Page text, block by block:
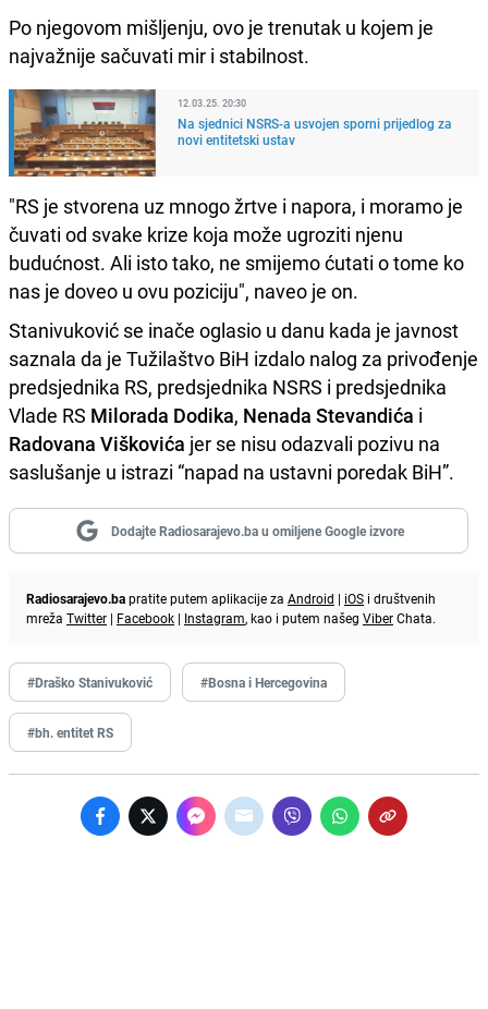
Po njegovom mišljenju, ovo je trenutak u kojem je
najvažnije sačuvati mir i stabilnost.
12.03.25. 20:30
Na sjednici NSRS-a usvojen sporni prijedlog za
novi entitetski ustav
"RS je stvorena uz mnogo žrtve i napora, i moramo je
čuvati od svake krize koja može ugroziti njenu
budućnost. Ali isto tako, ne smijemo ćutati o tome ko
nas je doveo u ovu poziciju", naveo je on.
Stanivuković se inače oglasio u danu kada je javnost
saznala da je Tužilaštvo BiH izdalo nalog za privođenje
predsjednika RS, predsjednika NSRS i predsjednika
Vlade RS Milorada Dodika, Nenada Stevandića i
Radovana Viškovića jer se nisu odazvali pozivu na
saslušanje u istrazi “napad na ustavni poredak BiH”.
Dodajte Radiosarajevo.ba u omiljene Google izvore
Radiosarajevo.bapratite putem aplikacije za Android | iOS i društvenih
mreža Twitter | Facebook | Instagram, kao i putem našeg ViberChata.
#Draško Stanivuković #Bosna i Hercegovina
#bh. entitet RS